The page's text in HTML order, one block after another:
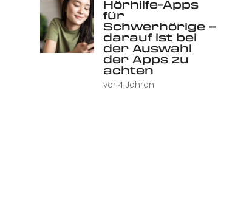
Hörhilfe-Apps
für
Schwerhörige –
darauf ist bei
der Auswahl
der Apps zu
achten
vor 4 Jahren